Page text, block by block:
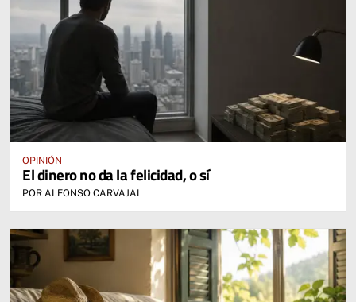
OPINIÓN
El dinero no da la felicidad, o sí
POR ALFONSO CARVAJAL